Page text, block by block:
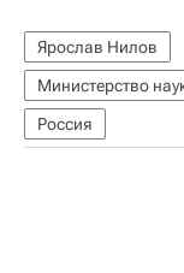
Ярослав Нилов
Россия